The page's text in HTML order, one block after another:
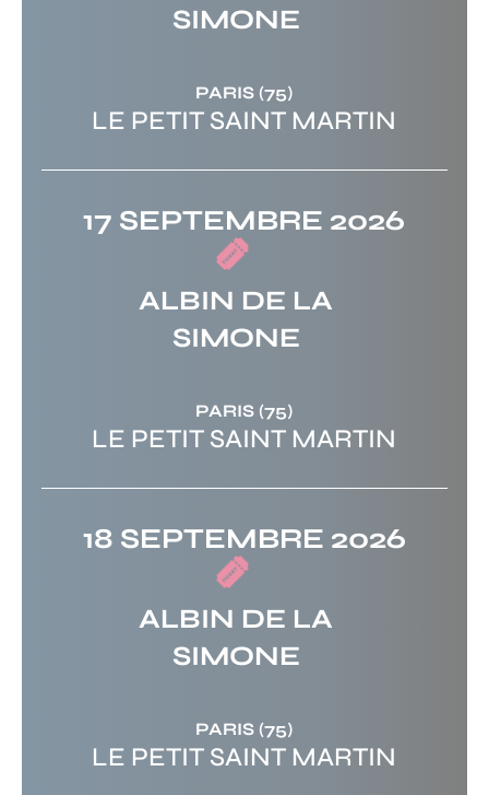
SIMONE
PARIS (75)
LE PETIT SAINT MARTIN
17 SEPTEMBRE 2026
ALBIN DE LA
SIMONE
PARIS (75)
LE PETIT SAINT MARTIN
18 SEPTEMBRE 2026
ALBIN DE LA
SIMONE
PARIS (75)
LE PETIT SAINT MARTIN